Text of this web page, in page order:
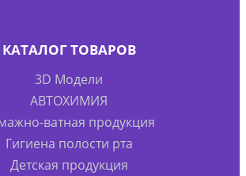
КАТАЛОГ ТОВАРОВ
3D Модели
АВТОХИМИЯ
ватная продукция
Гигиена полости рта
Детская продукция